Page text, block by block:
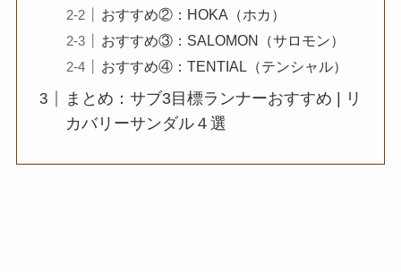
おすすめ②：HOKA（ホカ）
おすすめ③：SALOMON（サロモン）
おすすめ④：TENTIAL（テンシャル）
まとめ：サブ3目標ランナーおすすめ | リ
カバリーサンダル４選